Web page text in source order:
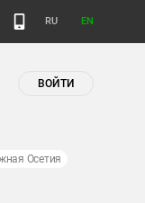
RU EN
ВОЙТИ
Осетия